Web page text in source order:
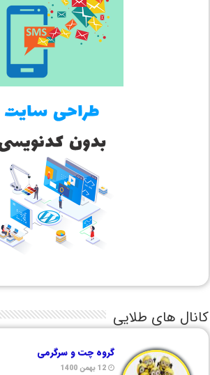
کانال های طلایی
گروه چت و سرگرمی
12 بهمن 1400